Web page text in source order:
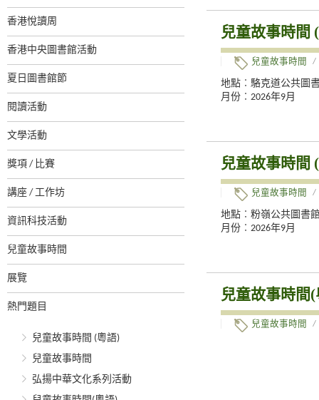
香港悅讀周
香港中央圖書館活動
夏日圖書館節
閱讀活動
文學活動
獎項 / 比賽
講座 / 工作坊
資訊科技活動
兒童故事時間
展覽
熱門題目
兒童故事時間 (粵語)
兒童故事時間
弘揚中華文化系列活動
兒童故事時間
兒童故事時間 /
地點︰駱克道公共圖
月份︰2026年9月
兒童故事時間
兒童故事時間 /
地點︰粉嶺公共圖書
月份︰2026年9月
兒童故事時間
兒童故事時間 /